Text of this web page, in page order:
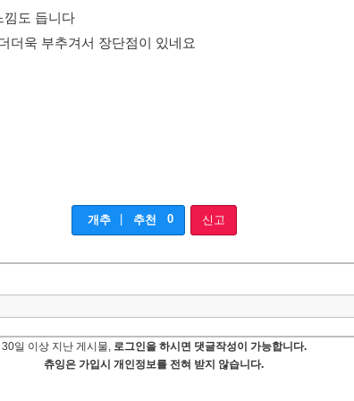
낌도 듭니다
더욱 부추겨서 장단점이 있네요
개추 추천 0 신고
30일 이상 지난 게시물, 로그인을 하시면 댓글작성이 가능합니다.
츄잉은 가입시 개인정보를 전혀 받지 않습니다.